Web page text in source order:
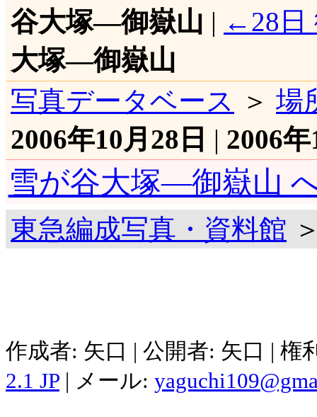
谷大塚―御嶽山 | ←28日
大塚―御嶽山
写真データベース
＞ 場
2006年10月28日 | 2006
雪が谷大塚―御嶽山
東急編成写真・資料館
作成者: 矢口 | 公開者: 矢口 |
2.1 JP | メール: